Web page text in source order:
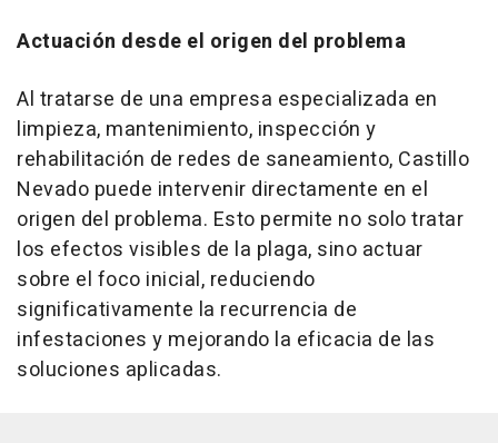
Actuación desde el origen del problema
Al tratarse de una empresa especializada en
limpieza, mantenimiento, inspección y
rehabilitación de redes de saneamiento, Castillo
Nevado puede intervenir directamente en el
origen del problema. Esto permite no solo tratar
los efectos visibles de la plaga, sino actuar
sobre el foco inicial, reduciendo
significativamente la recurrencia de
infestaciones y mejorando la eficacia de las
soluciones aplicadas.